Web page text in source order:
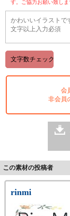
す。ご協力お願い致しま
会
非会員
この素材の投稿者
rinmi